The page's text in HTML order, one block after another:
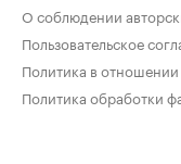
О соблюдении
Пользовательское
Политика в
Политика обработки